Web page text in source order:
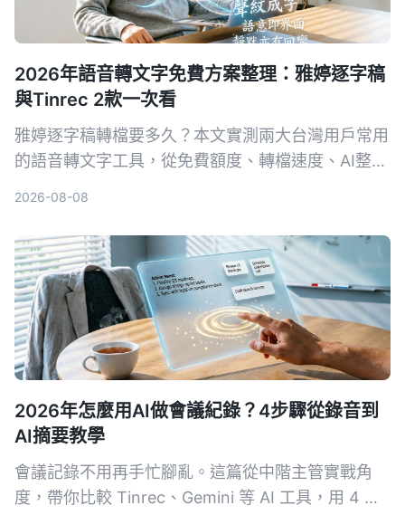
2026年語音轉文字免費方案整理：雅婷逐字稿
與Tinrec 2款一次看
雅婷逐字稿轉檔要多久？本文實測兩大台灣用戶常用
的語音轉文字工具，從免費額度、轉檔速度、AI整理
2026-08-08
2026年怎麼用AI做會議紀錄？4步驟從錄音到
AI摘要教學
會議記錄不用再手忙腳亂。這篇從中階主管實戰角
度，帶你比較 Tinrec、Gemini 等 AI 工具，用 4 步